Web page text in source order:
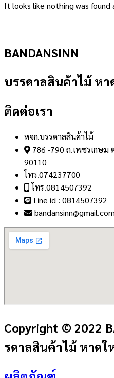
It looks like nothing was
BANDANSINN
บรรดาลสินค้าไม้ ห
ติดต่อเรา
หจก.บรรดาลสินค้าไม้
786 -790 ถ.เพชรเกษ
90110
โทร.074237700
โทร.0814507392
Line id : 0814507392
bandansinn@gmail.com
Copyright © 2022
รดาลสินค้าไม้ หาด